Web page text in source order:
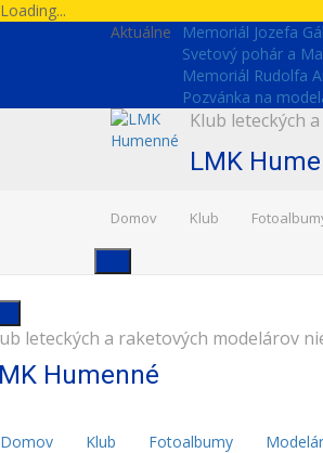
Skip
Loading...
Aktuálne
Memoriál Jozefa
Svetový pohár a
Memoriál Rudolfa
Pozvánka na
Klub leteckých
LMK
Domov Klub
leteckých a raketových modelárov
Humenné
Domov Klub Fotoalbumy